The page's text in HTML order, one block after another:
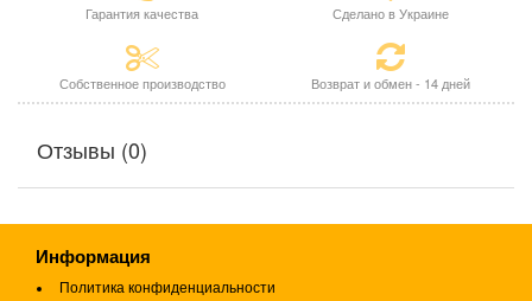
Гарантия качества Сделано в Украине
Собственное производство Возврат и обмен - 14 дней
Отзывы (0)
Информация
Политика конфиденциальности